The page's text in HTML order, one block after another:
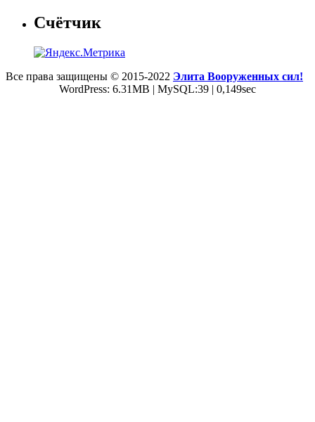
Счётчик
Все права защищены © 2015-2022 Элита Вооруженных сил!
WordPress: 6.31MB | MySQL:39 | 0,149sec